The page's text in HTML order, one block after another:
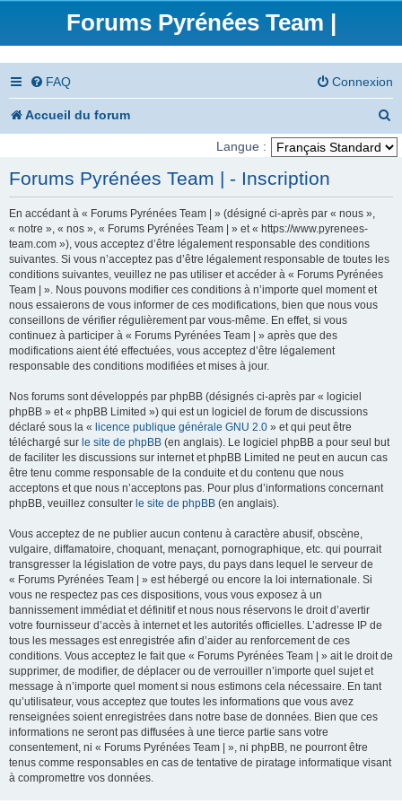
Forums Pyrénées Team |
FAQ Connexion
Accueil du forum
e
h
Langue :
Forums Pyrénées Team | - Inscription
En accédant à « Forums Pyrénées Team | » (désigné ci-après par « nous »,
« notre », « nos », « Forums Pyrénées Team | » et « https://www.pyrenees-
team.com »), vous acceptez d’être légalement responsable des conditions
suivantes. Si vous n’acceptez pas d’être légalement responsable de toutes les
conditions suivantes, veuillez ne pas utiliser et accéder à « Forums Pyrénées
Team | ». Nous pouvons modifier ces conditions à n’importe quel moment et
nous essaierons de vous informer de ces modifications, bien que nous vous
conseillons de vérifier régulièrement par vous-même. En effet, si vous
continuez à participer à « Forums Pyrénées Team | » après que des
modifications aient été effectuées, vous acceptez d’être légalement
responsable des conditions modifiées et mises à jour.
Nos forums sont développés par phpBB (désignés ci-après par « logiciel
phpBB » et « phpBB Limited ») qui est un logiciel de forum de discussions
déclaré sous la « licence publique générale GNU 2.0 » et qui peut être
téléchargé sur le site de phpBB (en anglais). Le logiciel phpBB a pour seul but
de faciliter les discussions sur internet et phpBB Limited ne peut en aucun cas
être tenu comme responsable de la conduite et du contenu que nous
acceptons et que nous n’acceptons pas. Pour plus d’informations concernant
phpBB, veuillez consulter le site de phpBB (en anglais).
Vous acceptez de ne publier aucun contenu à caractère abusif, obscène,
vulgaire, diffamatoire, choquant, menaçant, pornographique, etc. qui pourrait
transgresser la législation de votre pays, du pays dans lequel le serveur de
« Forums Pyrénées Team | » est hébergé ou encore la loi internationale. Si
vous ne respectez pas ces dispositions, vous vous exposez à un
bannissement immédiat et définitif et nous nous réservons le droit d’avertir
votre fournisseur d’accès à internet et les autorités officielles. L’adresse IP de
tous les messages est enregistrée afin d’aider au renforcement de ces
conditions. Vous acceptez le fait que « Forums Pyrénées Team | » ait le droit de
supprimer, de modifier, de déplacer ou de verrouiller n’importe quel sujet et
message à n’importe quel moment si nous estimons cela nécessaire. En tant
qu’utilisateur, vous acceptez que toutes les informations que vous avez
renseignées soient enregistrées dans notre base de données. Bien que ces
informations ne seront pas diffusées à une tierce partie sans votre
consentement, ni « Forums Pyrénées Team | », ni phpBB, ne pourront être
tenus comme responsables en cas de tentative de piratage informatique visant
à compromettre vos données.